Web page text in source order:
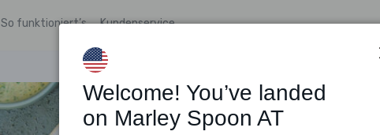
So funktioniert’s Kundenservice
Welcome! You’ve landed
on Marley Spoon AT